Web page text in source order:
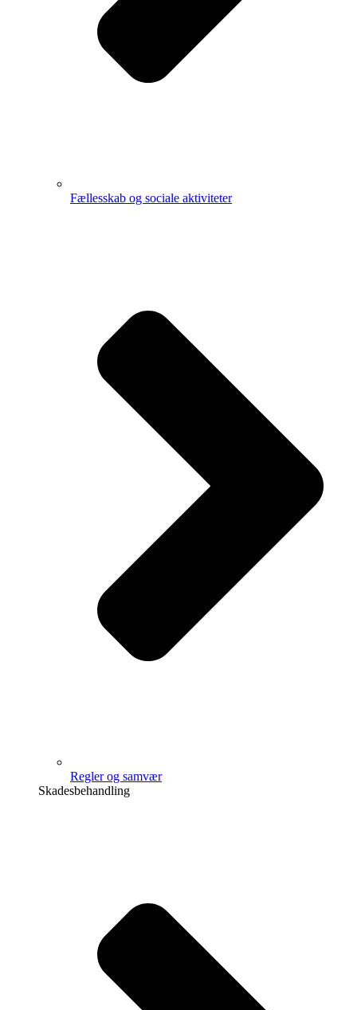
Fællesskab og sociale aktiviteter
Regler og samvær
Skadesbehandling